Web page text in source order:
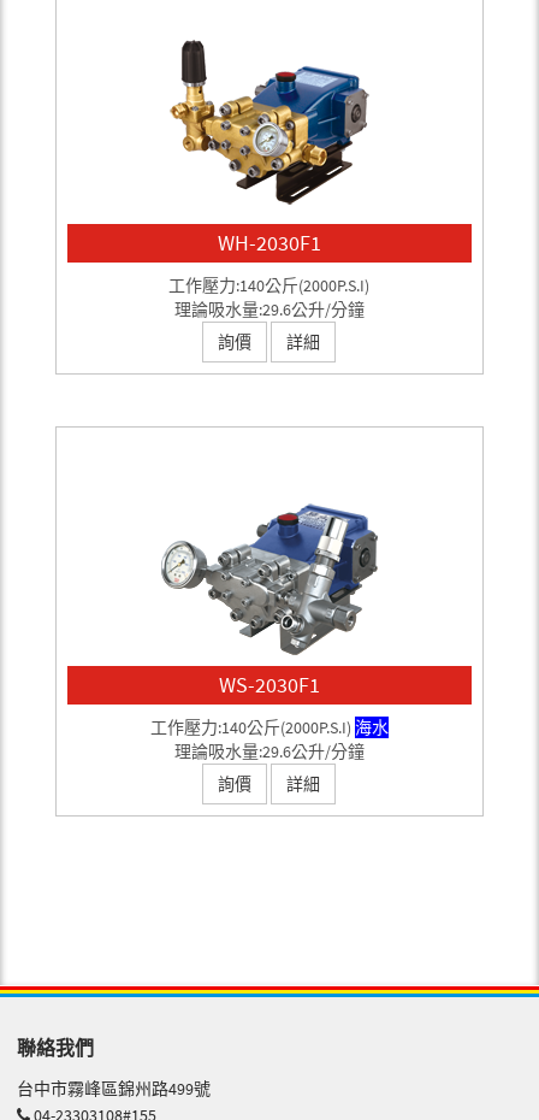
WH-2030F1
工作壓力:140公斤(2000P.S.I)
理論吸水量:29.6公升/分鐘
詢價
詳細
WS-2030F1
工作壓力:140公斤(2000P.S.I) 海水
理論吸水量:29.6公升/分鐘
詢價
詳細
聯絡我們
台中市霧峰區錦州路499號
04-23303108#155